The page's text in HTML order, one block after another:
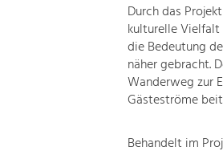
Durch das
kulturelle
die Bedeutung
näher gebracht.
Wanderweg zur
Gästeströme
Behandelt im